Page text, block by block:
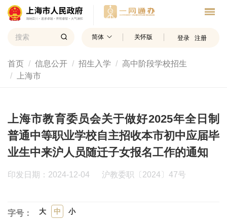
简体 关怀版 登录 注册
首页 信息公开 招生入学
高中阶段学校招生
上海市
上海市教育委员会关于做好2025年全日制
普通中等职业学校自主招收本市初中应届毕
业生中来沪人员随迁子女报名工作的通知
印发日期：2024-12-04 沪教委职〔2024〕47号
字号： 大 中 小